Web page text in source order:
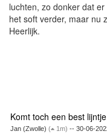
luchten, zo donker dat
het soft verder, maar nu
Heerlijk.
Komt toch een best
Jan (Zwolle) ( 1m) -- 30-06-